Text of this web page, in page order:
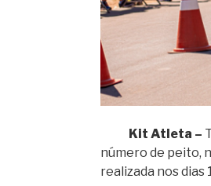
Kit Atleta –
número de peito,
realizada nos dias